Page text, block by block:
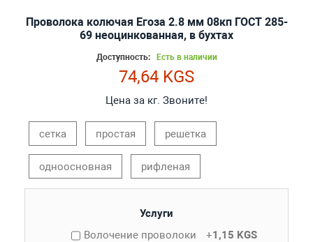
Проволока колючая Егоза 2.8 мм 08кп ГОСТ 285-
69 неоцинкованная, в бухтах
Доступность: Есть в наличии
74,64 KGS
Цена за кг. Звоните!
cетка простая решетка
одноосновная рифленая
Услуги
Волочение проволоки
+1,15 KGS